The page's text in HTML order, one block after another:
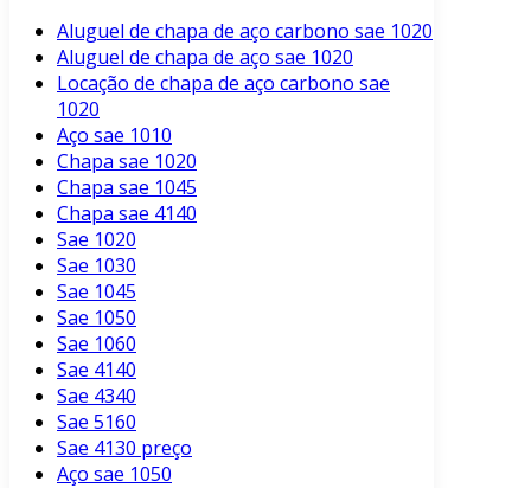
Aluguel de chapa de aço carbono sae 1020
Aluguel de chapa de aço sae 1020
Locação de chapa de aço carbono sae
1020
Aço sae 1010
Chapa sae 1020
Chapa sae 1045
Chapa sae 4140
Sae 1020
Sae 1030
Sae 1045
Sae 1050
Sae 1060
Sae 4140
Sae 4340
Sae 5160
Sae 4130 preço
Aço sae 1050